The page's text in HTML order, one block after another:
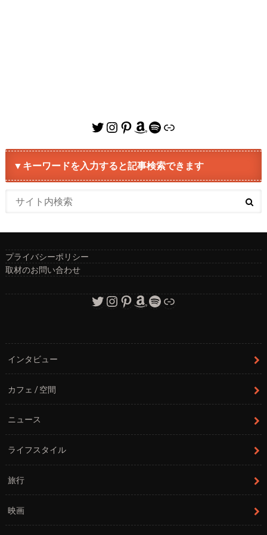
Twitter
Instagram
Pinterest
Amazon
Spotify
リンク
▼キーワードを入力すると記事検索できます
プライバシーポリシー
取材のお問い合わせ
Twitter
Instagram
Pinterest
Amazon
Spotify
リンク
インタビュー
カフェ / 空間
ニュース
ライフスタイル
旅行
映画